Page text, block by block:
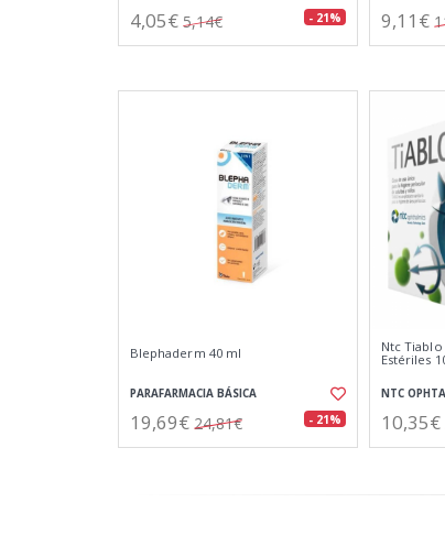
4,05€ 5,14€ - 21% 9,11€
Blephaderm 40 ml
PARAFARMACIA BÁSICA
19,69€ 24,81€ - 21%
Ntc
Estériles
NTC
10,35€